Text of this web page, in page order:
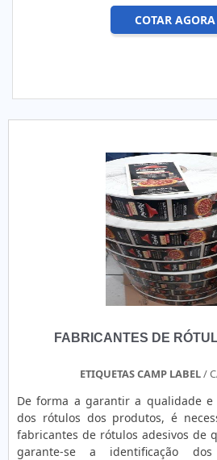
COTAR AGORA
FABRICANTES DE
ETIQUETAS CAMP LABEL/
De forma a garantir a qualidade
dos rótulos dos produtos, é
fabricantes de rótulos adesivos de
garante-se a identificação dos